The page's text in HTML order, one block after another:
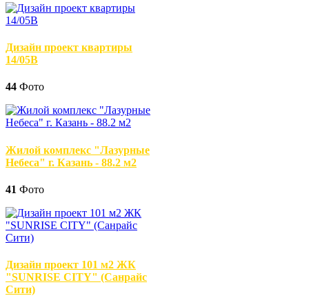
Дизайн проект квартиры
14/05В
44 Фото
Жилой комплекс "Лазурные
Небеса" г. Казань - 88.2 м2
41 Фото
Дизайн проект 101 м2 ЖК
"SUNRISE CITY" (Санрайс
Сити)